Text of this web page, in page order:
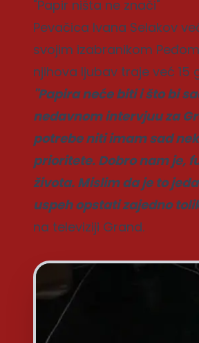
"Papir ništa ne znači"
Pevačica Ivana Selakov
svojim izabranikom
njihova ljubav traje već 15
"Papira neće biti i što bi
nedavnom intervjuu za
potrebe niti imam sad
prioritete. Dobro nam je,
života. Mislim da je to
uspeh opstati zajedno
na televiziji Grand.
Foto: Instagram printscreen/